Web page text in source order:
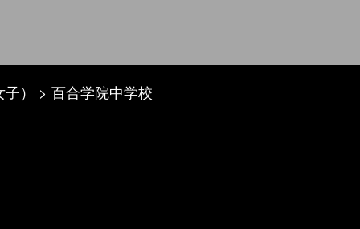
） 百合学院中学校